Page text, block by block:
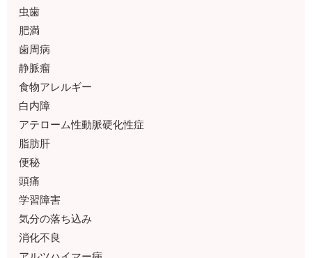
虫歯
肥満
歯周病
静脈瘤
食物アレルギー
白内障
アテローム性動脈硬化性症
脂肪肝
便秘
頭痛
学習障害
気分の落ち込み
消化不良